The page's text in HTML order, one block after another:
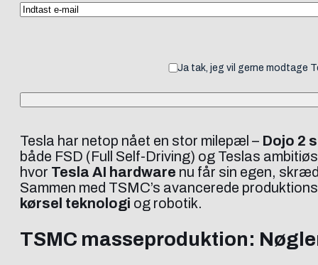
Ja tak, jeg vil gerne modtage
Tesla har netop nået en stor milepæl – Dojo 2
både FSD (Full Self-Driving) og Teslas
hvor Tesla AI hardware nu får sin egen,
Sammen med TSMC’s avancerede
kørsel teknologi og robotik.
TSMC masseproduktion: